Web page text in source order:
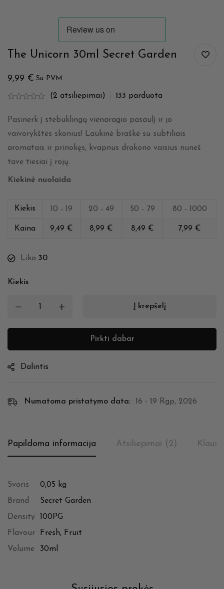
The Unicorn 30ml Secret Garden
9,99 € Su PVM
(2 atsiliepimai) 133 parduota
Pasinerk į stebuklingą vienaragio pasaulį ir jo
vaivorykštės skonius! Laukinė braškė su subtiliais
aromatais ir prinokęs, kvapnus drakono vaisius nuneš
tave tiesiai į rojų.
Kiekinė nuolaida
Kiekis 10 - 19 20 - 49 50 - 79 80 - 1000
Kaina 9,49 € 8,99 € 8,49 € 7,99 €
Liko 30
Kiekis
Į krepšelį
Pirkti dabar
Dalintis
Numatoma pristatymo data: 16 - 19 Rgp, 2026
Papildoma informacija Atsiliepimai (2)
Svoris
0,05 kg
Brand
Secret Garden
Density
100PG
Flavour
Fresh, Fruit
Volume
30ml